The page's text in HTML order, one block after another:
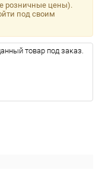
розничные цены).
под своим
товар под заказ.